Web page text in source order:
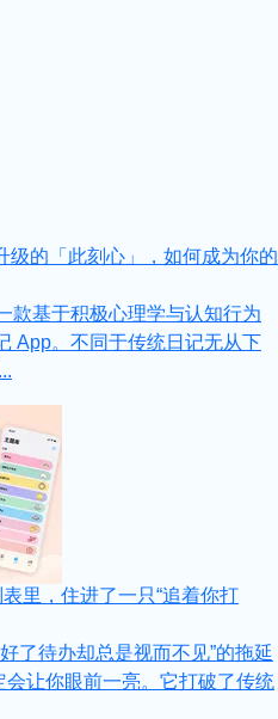
级的「此刻心」，如何成为你的
款基于积极心理学与认知行为
App。不同于传统日记无从下
里，住进了一只“追着你打
了待办却总是视而不见”的拖延
让你眼前一亮。它打破了传统